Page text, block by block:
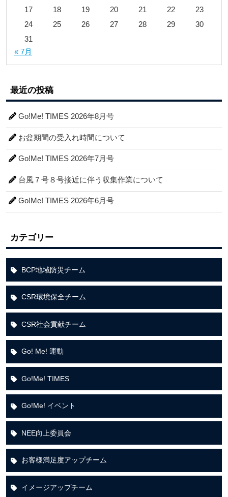
17
18 19 20 21 22
23
24
25 26 27 28 29
30
31
« 7月
最近の投稿
Go!Me! TIMES 2026年8月号
お盆期間の受入れ時間について
Go!Me! TIMES 2026年7月号
台風７号８号接近に伴う収集作業について
Go!Me! TIMES 2026年6月号
カテゴリー
BCP地域防災チーム
CSR環境保全チーム
CSR社会貢献チーム
Go! Me! 運動
Go!Me! TIMES
Go!Me! イベント
NEE向上委員会
お客様満足度アップチーム
イメージアップチーム